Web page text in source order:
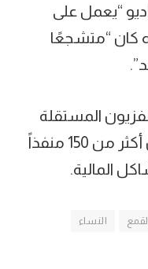
“يعمل على
كان “متشجعًا
المستقلة
الرائدة في البلاد Tolo News أن أكثر من 150 منفذاً
المالية.
النساء